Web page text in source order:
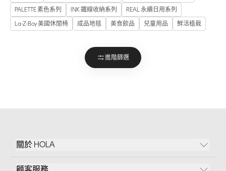
PALETTE 素色系列
INK 鐵線收納系列
REAL 永續日用系列
La-Z-Boy 美國休閒椅
成品地毯 美食飲品 兒童用品 鮮活植栽
進階篩選
關於 HOLA